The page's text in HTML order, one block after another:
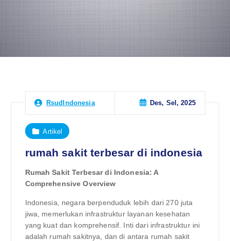
RsudIndonesia Des, Sel, 2025
Artikel
rumah sakit terbesar di indonesia
Rumah Sakit Terbesar di Indonesia: A
Comprehensive Overview
Indonesia, negara berpenduduk lebih dari 270 juta
jiwa, memerlukan infrastruktur layanan kesehatan
yang kuat dan komprehensif. Inti dari infrastruktur ini
adalah rumah sakitnya, dan di antara rumah sakit